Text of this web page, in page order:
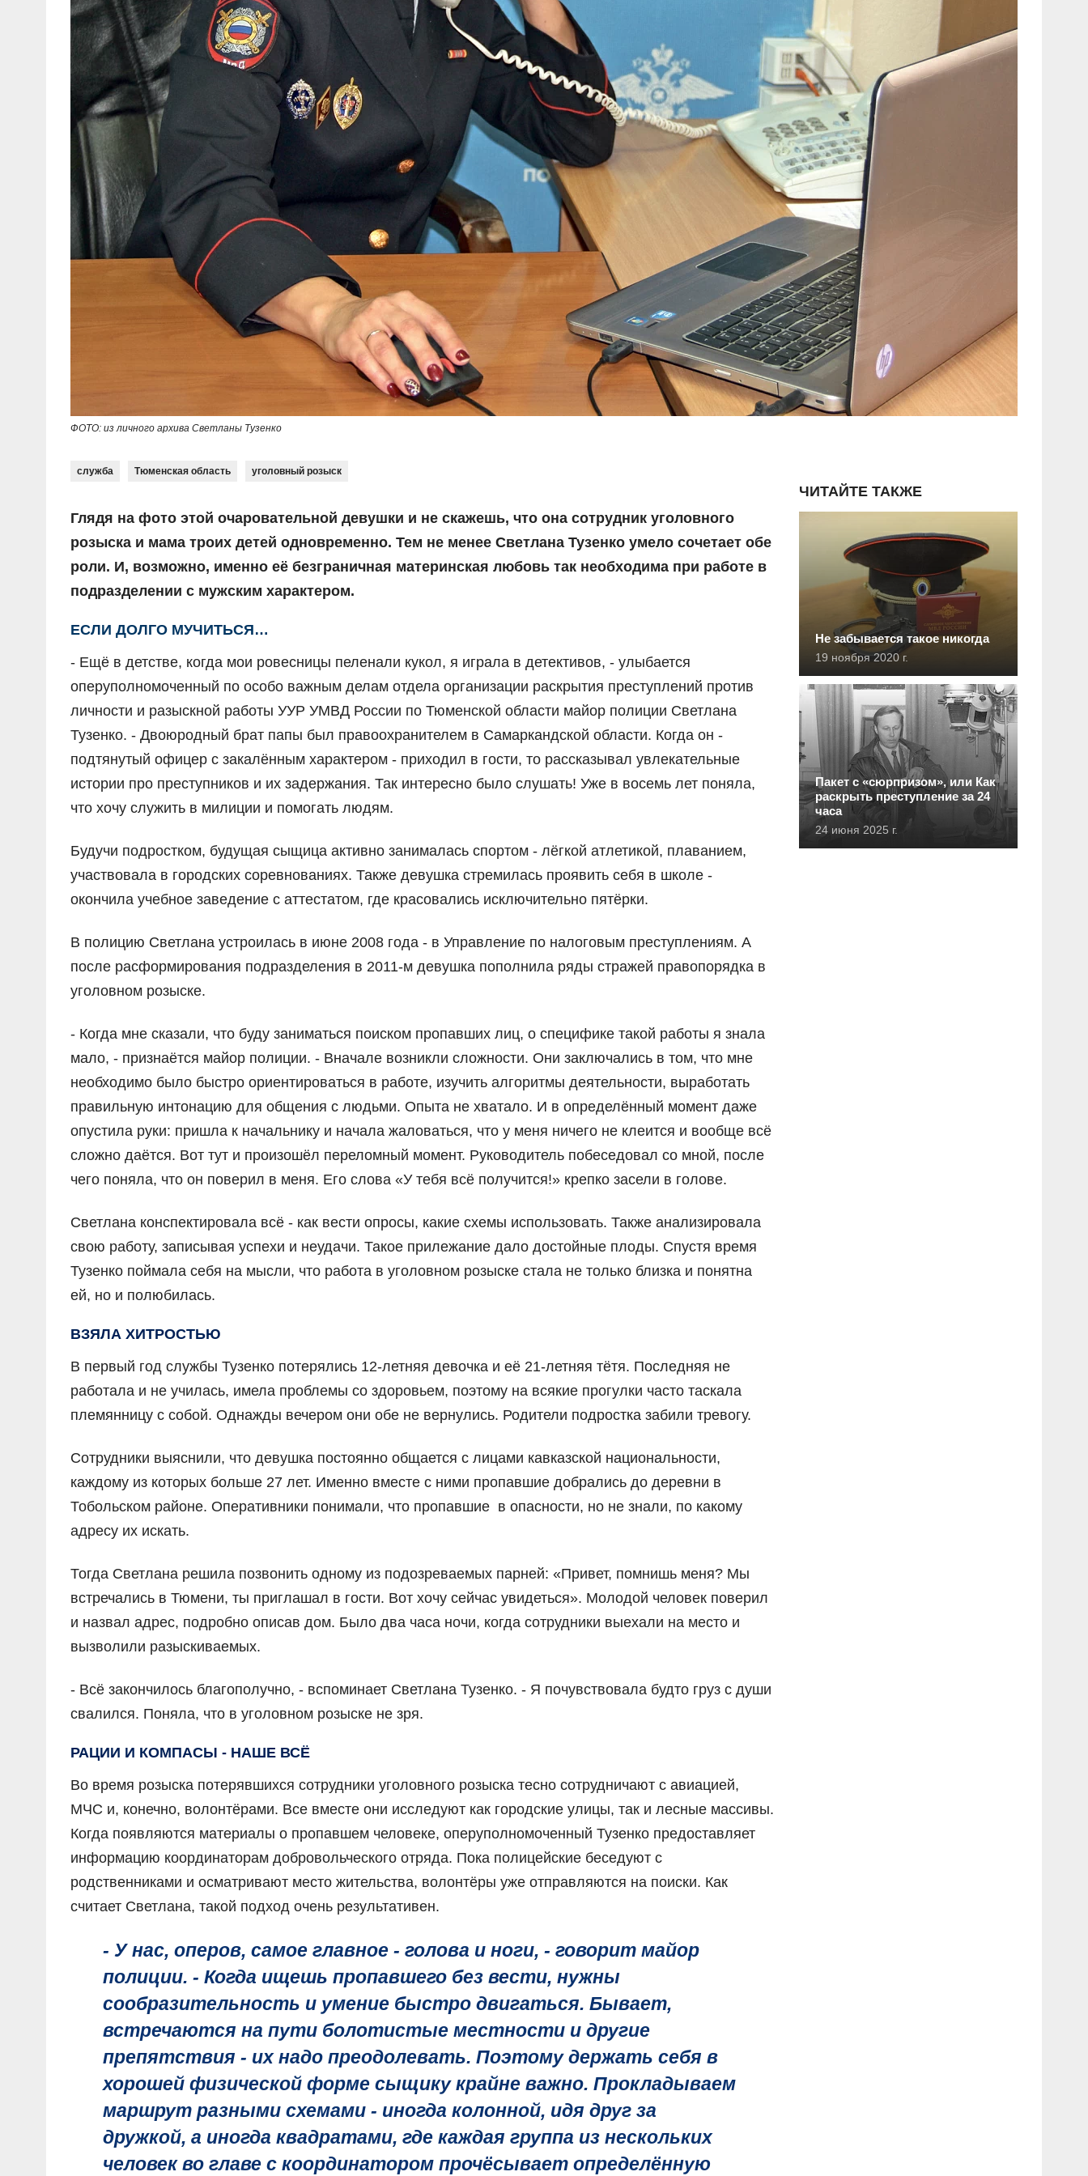
ФОТО: из личного архива Светланы Тузенко
служба Тюменская область уголовный розыск
Глядя на фото этой очаровательной девушки и не скажешь, что она сотрудник уголовного
розыска и мама троих детей одновременно. Тем не менее Светлана Тузенко умело сочетает обе
роли. И, возможно, именно её безграничная материнская любовь так необходима при работе в
подразделении с мужским характером.
ЕСЛИ ДОЛГО МУЧИТЬСЯ…
- Ещё в детстве, когда мои ровесницы пеленали кукол, я играла в детективов, - улыбается
оперуполномоченный по особо важным делам отдела организации раскрытия преступлений против
личности и разыскной работы УУР УМВД России по Тюменской области майор полиции Светлана
Тузенко. - Двоюродный брат папы был правоохранителем в Самаркандской области. Когда он -
подтянутый офицер с закалённым характером - приходил в гости, то рассказывал увлекательные
истории про преступников и их задержания. Так интересно было слушать! Уже в восемь лет поняла,
что хочу служить в милиции и помогать людям.
Будучи подростком, будущая сыщица активно занималась спортом - лёгкой атлетикой, плаванием,
участвовала в городских соревнованиях. Также девушка стремилась проявить себя в школе -
окончила учебное заведение с аттестатом, где красовались исключительно пятёрки.
В полицию Светлана устроилась в июне 2008 года - в Управление по налоговым преступлениям. А
после расформирования подразделения в 2011-м девушка пополнила ряды стражей правопорядка в
уголовном розыске.
- Когда мне сказали, что буду заниматься поиском пропавших лиц, о специфике такой работы я знала
мало, - признаётся майор полиции. - Вначале возникли сложности. Они заключались в том, что мне
необходимо было быстро ориентироваться в работе, изучить алгоритмы деятельности, выработать
правильную интонацию для общения с людьми. Опыта не хватало. И в определённый момент даже
опустила руки: пришла к начальнику и начала жаловаться, что у меня ничего не клеится и вообще всё
сложно даётся. Вот тут и произошёл переломный момент. Руководитель побеседовал со мной, после
чего поняла, что он поверил в меня. Его слова «У тебя всё получится!» крепко засели в голове.
Светлана конспектировала всё - как вести опросы, какие схемы использовать. Также анализировала
свою работу, записывая успехи и неудачи. Такое прилежание дало достойные плоды. Спустя время
Тузенко поймала себя на мысли, что работа в уголовном розыске стала не только близка и понятна
ей, но и полюбилась.
ВЗЯЛА ХИТРОСТЬЮ
В первый год службы Тузенко потерялись 12-летняя девочка и её 21-летняя тётя. Последняя не
работала и не училась, имела проблемы со здоровьем, поэтому на всякие прогулки часто таскала
племянницу с собой. Однажды вечером они обе не вернулись. Родители подростка забили тревогу.
Сотрудники выяснили, что девушка постоянно общается с лицами кавказской национальности,
каждому из которых больше 27 лет. Именно вместе с ними пропавшие добрались до деревни в
Тобольском районе. Оперативники понимали, что пропавшие в опасности, но не знали, по какому
адресу их искать.
Тогда Светлана решила позвонить одному из подозреваемых парней: «Привет, помнишь меня? Мы
встречались в Тюмени, ты приглашал в гости. Вот хочу сейчас увидеться». Молодой человек поверил
и назвал адрес, подробно описав дом. Было два часа ночи, когда сотрудники выехали на место и
вызволили разыскиваемых.
- Всё закончилось благополучно, - вспоминает Светлана Тузенко. - Я почувствовала будто груз с души
свалился. Поняла, что в уголовном розыске не зря.
РАЦИИ И КОМПАСЫ - НАШЕ ВСЁ
Во время розыска потерявшихся сотрудники уголовного розыска тесно сотрудничают с авиацией,
МЧС и, конечно, волонтёрами. Все вместе они исследуют как городские улицы, так и лесные массивы.
Когда появляются материалы о пропавшем человеке, оперуполномоченный Тузенко предоставляет
информацию координаторам добровольческого отряда. Пока полицейские беседуют с
родственниками и осматривают место жительства, волонтёры уже отправляются на поиски. Как
считает Светлана, такой подход очень результативен.
- У нас, оперов, самое главное - голова и ноги, - говорит майор
полиции. - Когда ищешь пропавшего без вести, нужны
сообразительность и умение быстро двигаться. Бывает,
встречаются на пути болотистые местности и другие
препятствия - их надо преодолевать. Поэтому держать себя в
хорошей физической форме сыщику крайне важно. Прокладываем
маршрут разными схемами - иногда колонной, идя друг за
дружкой, а иногда квадратами, где каждая группа из нескольких
человек во главе с координатором прочёсывает определённую
ЧИТАЙТЕ ТАКЖЕ
Не забывается такое никогда
19 ноября 2020 г.
Пакет с «сюрпризом», или Как
раскрыть преступление за 24
часа
24 июня 2025 г.